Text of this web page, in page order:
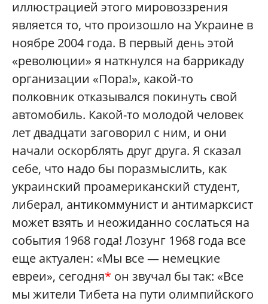
иллюстрацией этого мировоззрения
является то, что произошло на Украине в
ноябре 2004 года. В первый день этой
«революции» я наткнулся на баррикаду
организации «Пора!», какой-то
полковник отказывался покинуть свой
автомобиль. Какой-то молодой человек
лет двадцати заговорил с ним, и они
начали оскорблять друг друга. Я сказал
себе, что надо бы поразмыслить, как
украинский проамериканский студент,
либерал, антикоммунист и антимарксист
может взять и неожиданно сослаться на
события 1968 года! Лозунг 1968 года все
еще актуален: «Мы все — немецкие
евреи», сегодня* он звучал бы так: «Все
мы жители Тибета на пути олимпийского